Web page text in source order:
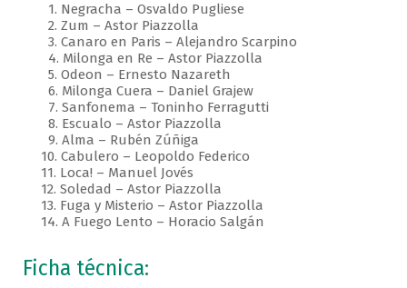
1. Negracha – Osvaldo Pugliese
2. Zum – Astor Piazzolla
3. Canaro en Paris – Alejandro Scarpino
4. Milonga en Re – Astor Piazzolla
5. Odeon – Ernesto Nazareth
6. Milonga Cuera – Daniel Grajew
7. Sanfonema – Toninho Ferragutti
8. Escualo – Astor Piazzolla
9. Alma – Rubén Zúñiga
10. Cabulero – Leopoldo Federico
11. Loca! – Manuel Jovés
12. Soledad – Astor Piazzolla
13. Fuga y Misterio – Astor Piazzolla
14. A Fuego Lento – Horacio Salgán
Ficha técnica: